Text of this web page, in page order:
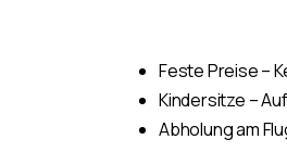
Feste Preise –
Kindersitze –
Abholung am